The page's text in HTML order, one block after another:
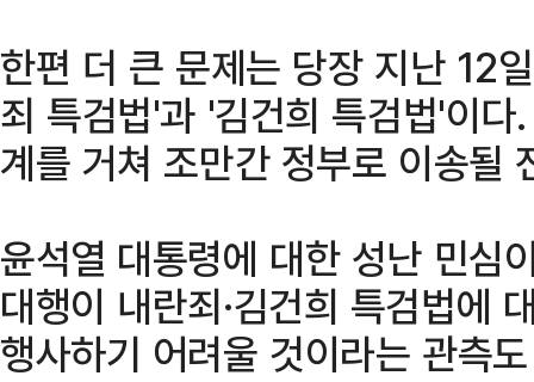
한편 더 큰 문제는 당장 지난 12
죄 특검법'과 '김건희 특검법'이
계를 거쳐 조만간 정부로 이송될
윤석열 대통령에 대한 성난 민심
대행이 내란죄·김건희 특검법에
행사하기 어려울 것이라는 관측